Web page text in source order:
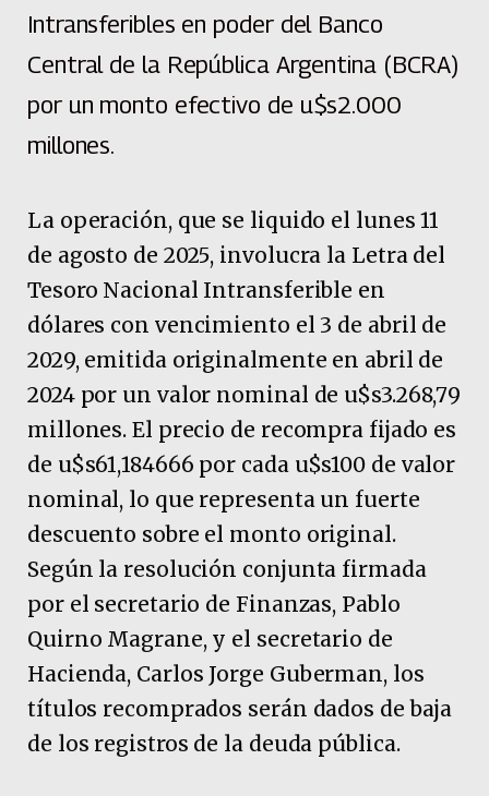
Intransferibles en poder del Banco
Central de la República Argentina (BCRA)
por un monto efectivo de u$s2.000
millones.
La operación, que se liquido el lunes 11
de agosto de 2025, involucra la Letra del
Tesoro Nacional Intransferible en
dólares con vencimiento el 3 de abril de
2029, emitida originalmente en abril de
2024 por un valor nominal de u$s3.268,79
millones. El precio de recompra fijado es
de u$s61,184666 por cada u$s100 de valor
nominal, lo que representa un fuerte
descuento sobre el monto original.
Según la resolución conjunta firmada
por el secretario de Finanzas, Pablo
Quirno Magrane, y el secretario de
Hacienda, Carlos Jorge Guberman, los
títulos recomprados serán dados de baja
de los registros de la deuda pública.